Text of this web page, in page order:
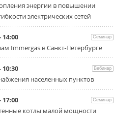
«Датарк» испытал модульный
ЦОД с плотностью 54 кВт на
стойку
Испытания прошли на собственной
производственной площадке и были ...
3 АВГУСТА 2026
Samsung выпускает VRF-
систему DVM на R32
производительностью от 22,4 до 56 кВт.
Суммарная длина трубопроводов ...
энергии в повышении
электрических сетей
14:00 Семинар
Immergas в Санкт-Петербурге
10:30 Вебинар
населенных пунктов
17:00 Семинар
котлы малой мощности